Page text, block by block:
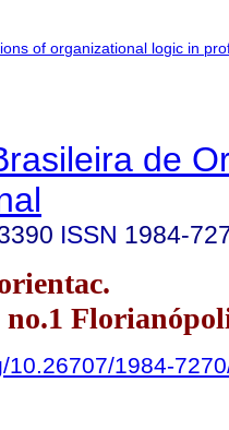
de
ISSN 1984-
10.26707/1984-